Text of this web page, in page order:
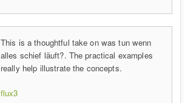
This is a thoughtful take on was tun wenn
alles schief läuft?. The practical examples
really help illustrate the concepts.
flux3